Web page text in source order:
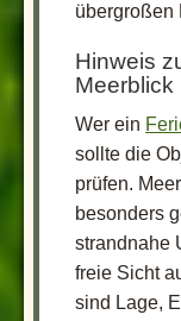
übergroßen
Hinweis
Meerblick
Wer ein
sollte die
prüfen.
besonders
strandnahe
freie Sicht
sind Lage,